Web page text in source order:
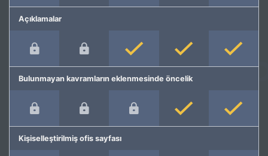
Açıklamalar
Bulunmayan kavramların eklenmesinde öncelik
Kişiselleştirilmiş ofis sayfası